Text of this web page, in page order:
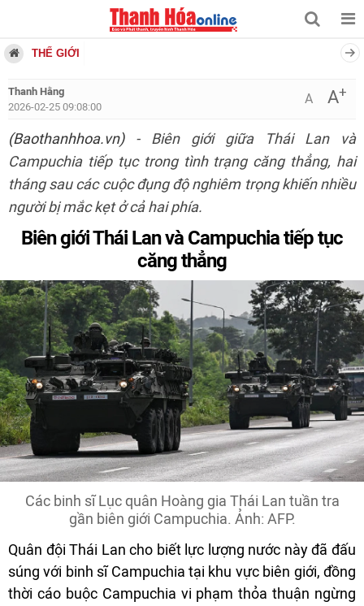
THẾ GIỚI
Thanh Hằng
2026-02-25 09:08:00
A A+
(Baothanhhoa.vn)- Biên giới giữa Thái Lan và
Campuchia tiếp tục trong tình trạng căng thẳng, hai
tháng sau các cuộc đụng độ nghiêm trọng khiến nhiều
người bị mắc kẹt ở cả hai phía.
Biên giới Thái Lan và Campuchia tiếp tục
căng thẳng
Các binh sĩ Lục quân Hoàng gia Thái Lan tuần tra
gần biên giới Campuchia. Ảnh: AFP.
Quân đội Thái Lan cho biết lực lượng nước này đã đấu
súng với binh sĩ Campuchia tại khu vực biên giới, đồng
thời cáo buộc Campuchia vi phạm thỏa thuận ngừng